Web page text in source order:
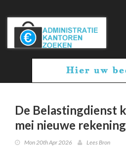
De Belastingdienst
mei nieuwe
Mon 20th Apr 2026 Lees Bron